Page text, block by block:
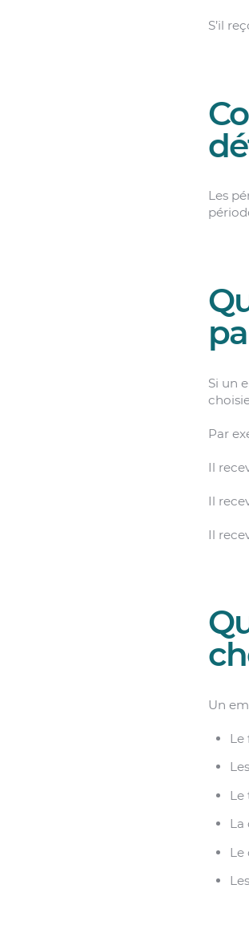
S’il
Les
Si un
Par
Il
Il
Il
Un
Le
Le
La
Le